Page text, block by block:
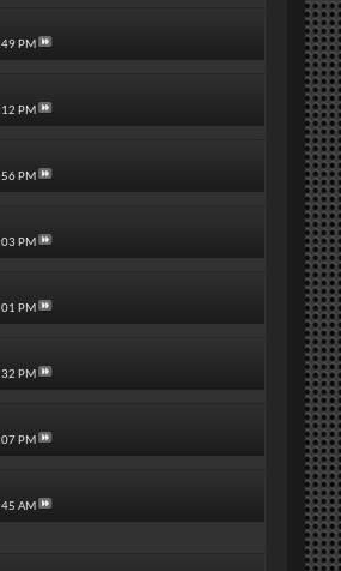
PM
PM
PM
PM
PM
PM
PM
AM